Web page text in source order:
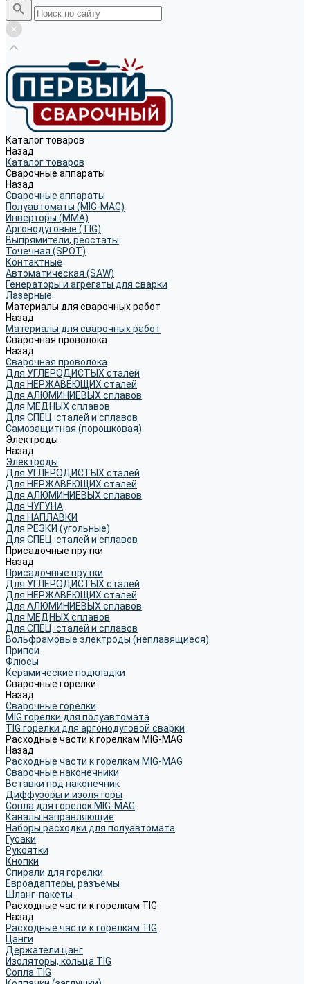
Каталог товаров
Назад
Каталог товаров
Сварочные аппараты
Назад
Сварочные аппараты
Полуавтоматы (MIG-MAG)
Инверторы (MMA)
Аргонодуговые (TIG)
Выпрямители, реостаты
Точечная (SPOT)
Контактные
Автоматическая (SAW)
Генераторы и агрегаты для сварки
Лазерные
Материалы для сварочных работ
Назад
Материалы для сварочных работ
Сварочная проволока
Назад
Сварочная проволока
Для УГЛЕРОДИСТЫХ сталей
Для НЕРЖАВЕЮЩИХ сталей
Для АЛЮМИНИЕВЫХ сплавов
Для МЕДНЫХ сплавов
Для СПЕЦ. сталей и сплавов
Самозащитная (порошковая)
Электроды
Назад
Электроды
Для УГЛЕРОДИСТЫХ сталей
Для НЕРЖАВЕЮЩИХ сталей
Для АЛЮМИНИЕВЫХ сплавов
Для ЧУГУНА
Для НАПЛАВКИ
Для РЕЗКИ (угольные)
Для СПЕЦ. сталей и сплавов
Присадочные прутки
Назад
Присадочные прутки
Для УГЛЕРОДИСТЫХ сталей
Для НЕРЖАВЕЮЩИХ сталей
Для АЛЮМИНИЕВЫХ сплавов
Для МЕДНЫХ сплавов
Для СПЕЦ. сталей и сплавов
Вольфрамовые электроды (неплавящиеся)
Припои
Флюсы
Керамические подкладки
Сварочные горелки
Назад
Сварочные горелки
MIG горелки для полуавтомата
TIG горелки для аргонодуговой сварки
Расходные части к горелкам MIG-MAG
Назад
Расходные части к горелкам MIG-MAG
Сварочные наконечники
Вставки под наконечник
Диффузоры и изоляторы
Сопла для горелок MIG-MAG
Каналы направляющие
Наборы расходки для полуавтомата
Гусаки
Рукоятки
Кнопки
Спирали для горелки
Евроадаптеры, разъёмы
Шланг-пакеты
Расходные части к горелкам TIG
Назад
Расходные части к горелкам TIG
Цанги
Держатели цанг
Изоляторы, кольца TIG
Сопла TIG